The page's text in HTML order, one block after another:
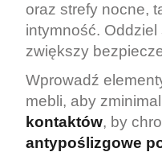
oraz strefy nocne,
intymność.
zwiększy
Wprowadź
mebli, aby
kontaktów, by
antypoślizgowe